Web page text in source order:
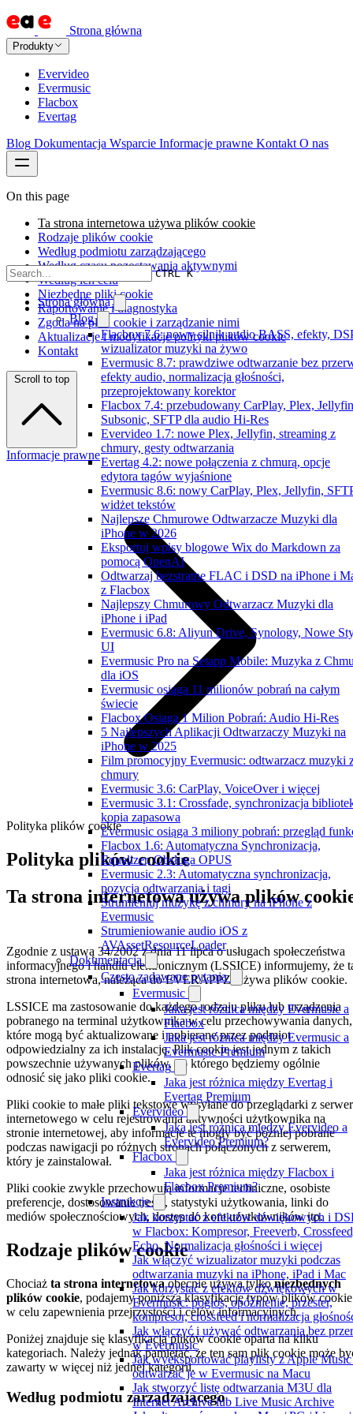
Strona główna
Produkty
Evervideo
Evermusic
Flacbox
Evertag
Blog Dokumentacja Wsparcie Informacje prawne Kontakt O nas
CTRL K
Strona główna
Blog
Flacbox 7.6: nowy silnik audio BASS, efekty,
wizualizator muzyki na żywo
Evermusic 8.7: prawdziwe odtwarzanie bez
efekty audio, normalizacja głośności,
przeprojektowany korektor
Flacbox 7.4: przebudowany CarPlay, Plex,
Subsonic, SFTP dla audio Hi-Res
Evervideo 1.7: nowe Plex, Jellyfin, streaming z
chmury, gesty odtwarzania
Evertag 4.2: nowe połączenia z chmurą, opcje
edytora tagów wyjaśnione
Evermusic 8.6: nowy CarPlay, Plex, Jellyfin,
widżet tekstów
Najlepsze Chmurowe Odtwarzacze Muzyki dla
iPhone w 2026
Eksportuj wpisy blogowe Wix do Markdown za
pomocą OpenAI
Odtwarzaj bezstratne FLAC i DSD na iPhone i
z Flacbox
Najlepszy Chmurowy Odtwarzacz Muzyki dla
iPhone i iPad
Evermusic 6.8: Aliyun Drive, Synology, Nowe
UI
Evermusic Pro na Setapp Mobile: Muzyka z
dla iOS
Evermusic osiąga 11 milionów pobrań na całym
świecie
Flacbox Osiąga 1 Milion Pobrań: Audio Hi-Res
5 Najlepszych Aplikacji Odtwarzaczy Muzyki na
iPhone w 2025
Film promocyjny Evermusic: odtwarzacz muzyki
chmury
Evermusic 3.6: CarPlay, VoiceOver i więcej
Evermusic 3.1: Crossfade, synchronizacja
kopia zapasowa
Evermusic osiąga 3 miliony pobrań: przegląd
Flacbox 1.6: Automatyczna Synchronizacja,
Equalizer, Obsługa OPUS
Evermusic 2.3: Automatyczna synchronizacja,
pozycja odtwarzania i tagi
Strumieniuj muzykę z chmury na iPhone z
Evermusic
Strumieniowanie audio iOS z
AVAssetResourceLoader
Dokumentacja
Często zadawane pytania
Evermusic
Jaka jest różnica między Evermusic a
Flacbox
Jaka jest różnica między Evermusic a
Evermusic Premium
Evertag
Jaka jest różnica między Evertag i
Evertag Premium
Evervideo
Jaka jest różnica między Evervideo a
Evervideo Premium?
Flacbox
Jaka jest różnica między Flacbox i
Flacbox Premium?
Instrukcje
Jak korzystać z efektów dźwiękowych i
w Flacbox: Kompresor, Freeverb,
Echo, Normalizacja głośności i więcej
Jak włączyć wizualizator muzyki podczas
odtwarzania muzyki na iPhone, iPad i Mac
Jak korzystać z efektów dźwiękowych w
Evermusic: pogłos, opóźnienie, przester,
kompresor, crossfeed i normalizacja
Jak włączyć i używać odtwarzania bez
w Evermusic
Jak wyeksportować playlisty z Apple
odtwarzać je w Evermusic na Macu
Jak stworzyć listę odtwarzania M3U dla
Internet Archive lub Live Music Archive
On this page
Ta strona internetowa używa plików cookie
Rodzaje plików cookie
Według podmiotu zarządzającego
Według czasu pozostawania aktywnymi
Według ich celu
Niezbędne pliki cookie
Raportowanie i diagnostyka
Zgoda na pliki cookie i zarządzanie nimi
Aktualizacje i modyfikacje polityki plików cookie
Kontakt
Scroll to top
Informacje prawne
Polityka plików cookie
Polityka plików cookie
Ta strona internetowa używa plików
Zgodnie z ustawą 34/2002 z dnia 11 lipca o usługach społeczeństwa
informacyjnego i handlu elektronicznym (LSSICE) informujemy, że
strona internetowa, należąca do EVERAPPZ, używa plików cookie.
LSSICE ma zastosowanie do każdego rodzaju pliku lub urządzenia
pobranego na terminal użytkownika w celu przechowywania danych,
które mogą być aktualizowane i pobierane przez podmiot
odpowiedzialny za ich instalację. Plik cookie jest jednym z takich
powszechnie używanych plików, do którego będziemy ogólnie
odnosić się jako pliki cookie.
Pliki cookie to małe pliki tekstowe wysyłane do przeglądarki z
internetowego w celu rejestrowania aktywności użytkownika na
stronie internetowej, aby informacje te mogły być później pobrane
podczas nawigacji po różnych stronach połączonych z serwerem,
który je zainstalował.
Pliki cookie zwykle przechowują informacje techniczne, osobiste
preferencje, dostosowanie treści, statystyki użytkowania, linki do
mediów społecznościowych, dostęp do kont użytkowników itp.
Rodzaje plików cookie
Chociaż ta strona internetowaobecnie używa tylkoniezbędnych
plików cookie, podajemy poniższą klasyfikację typów plików cookie
w celu zapewnienia przejrzystości i celów informacyjnych.
Poniżej znajduje się klasyfikacja plików cookie oparta na kilku
kategoriach. Należy jednak pamiętać, że ten sam plik cookie może
zawarty w więcej niż jednej kategorii.
Według podmiotu zarządzającego